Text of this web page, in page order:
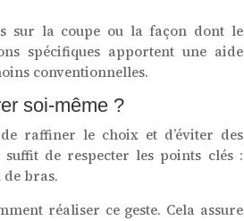
sur la coupe ou la façon dont le
spécifiques apportent une aide
conventionnelles.
soi-même ?
raffiner le choix et d’éviter des
de respecter les points clés :
bras.
réaliser ce geste. Cela assure